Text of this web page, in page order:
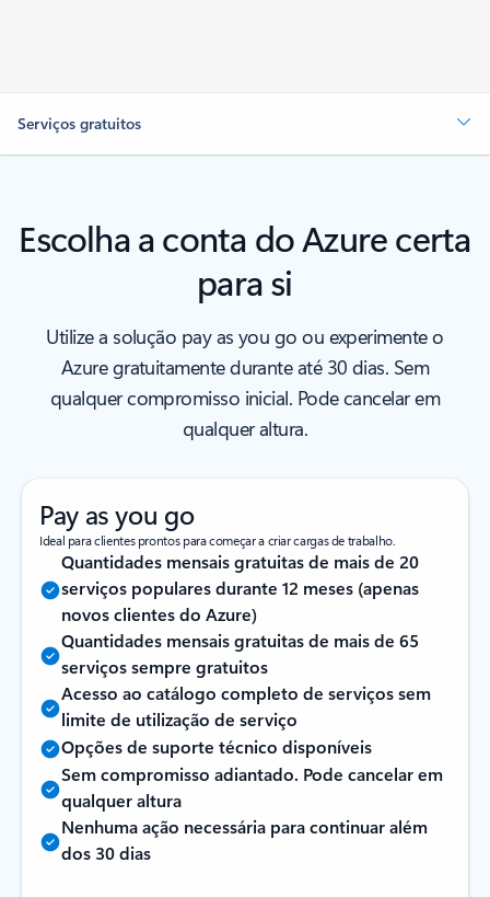
Serviços gratuitos
Escolha a conta do Azure certa
para si
Utilize a solução pay as you go ou experimente o
Azure gratuitamente durante até 30 dias. Sem
qualquer compromisso inicial. Pode cancelar em
qualquer altura.
Pay as you go
Ideal para clientes prontos para começar a criar cargas de trabalho.
Quantidades mensais gratuitas de mais de 20
serviços populares durante 12 meses (apenas
novos clientes do Azure)
Quantidades mensais gratuitas de mais de 65
serviços sempre gratuitos
Acesso ao catálogo completo de serviços sem
limite de utilização de serviço
Opções de suporte técnico disponíveis
Sem compromisso adiantado. Pode cancelar em
qualquer altura
Nenhuma ação necessária para continuar além
dos 30 dias